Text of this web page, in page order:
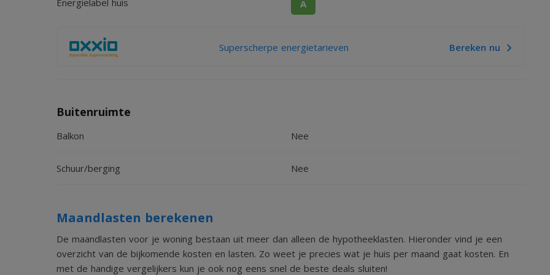
Energielabel huis A
Superscherpe energietarieven Bereken nu
Buitenruimte
Balkon Nee
Schuur/berging Nee
Maandlasten berekenen
De maandlasten voor je woning bestaan uit meer dan alleen de hypotheeklasten. Hieronder vind je een
overzicht van de bijkomende kosten en lasten. Zo weet je precies wat je huis per maand gaat kosten. En
met de handige vergelijkers kun je ook nog eens snel de beste deals sluiten!